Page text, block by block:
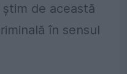
de această
în sensul